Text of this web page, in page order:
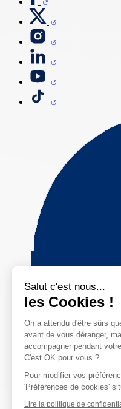
Salut c'est nous...
les Cookies !
On a attendu d'être sûrs
avant de vous déranger,
accompagner pendant
C'est OK pour vous ?
Pour modifier vos
'Préférences de cookies'
Lire la politique de